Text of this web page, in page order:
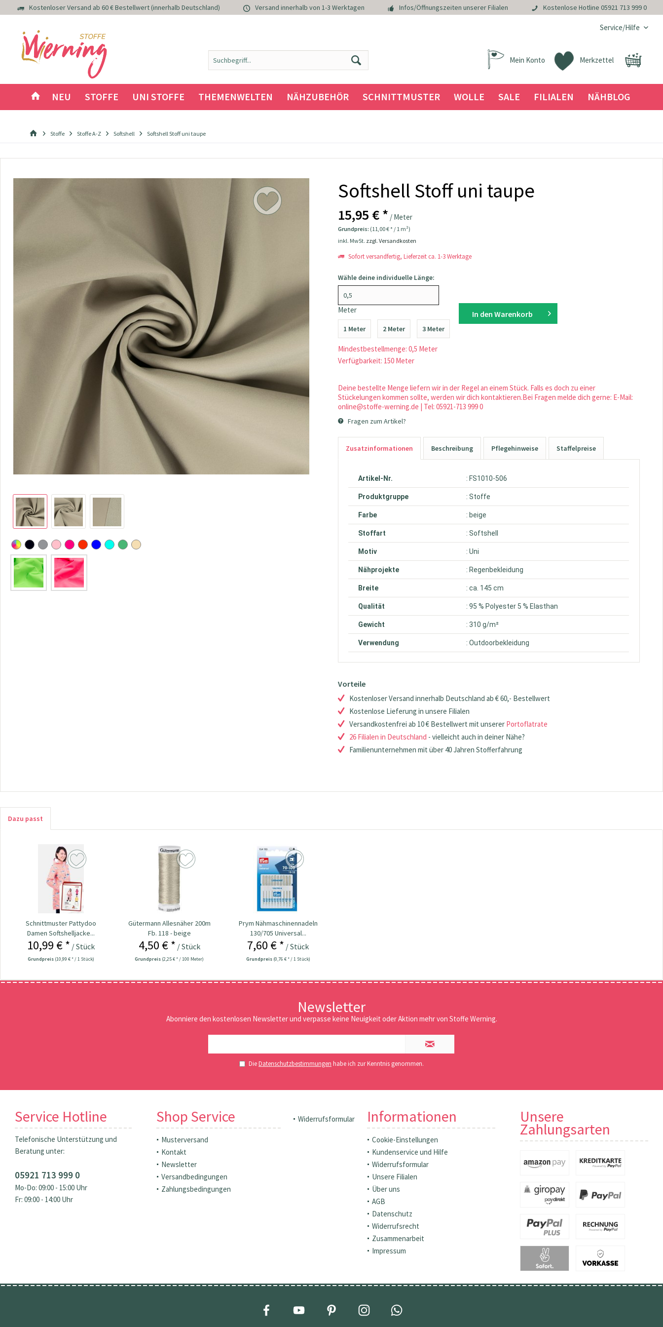
Kostenloser Versand ab 60 € Bestellwert (innerhalb Deutschland) Versand innerhalb von 1-3 Werktagen Infos/Öffnungszeiten unserer Filialen Kostenlose Hotline 05921 713 999 0
Service/Hilfe
Merkzettel
Mein Konto
NEU STOFFE UNI STOFFE THEMENWELTEN NÄHZUBEHÖR SCHNITTMUSTER WOLLE SALE FILIALEN NÄHBLOG
Stoffe Stoffe A-Z Softshell Softshell Stoff uni taupe
Softshell Stoff uni taupe
15,95 € * / Meter
Grundpreis: (11,00 € * / 1 m²)
inkl. MwSt. zzgl. Versandkosten
Sofort versandfertig, Lieferzeit ca. 1-3 Werktage
Wähle deine individuelle Länge:
Meter
1 Meter 2 Meter 3 Meter
Mindestbestellmenge: 0,5 Meter
Verfügbarkeit: 150 Meter
In den Warenkorb
Deine bestellte Menge liefern wir in der Regel an einem Stück. Falls es doch zu einer
Stückelungen kommen sollte, werden wir dich kontaktieren.Bei Fragen melde dich gerne: E-Mail:
online@stoffe-werning.de | Tel: 05921-713 999 0
Fragen zum Artikel?
Zusatzinformationen Beschreibung Pflegehinweise Staffelpreise
Artikel-Nr. : FS1010-506
Produktgruppe : Stoffe
Farbe : beige
Stoffart : Softshell
Motiv : Uni
Nähprojekte : Regenbekleidung
Breite : ca. 145 cm
Qualität : 95 % Polyester 5 % Elasthan
Gewicht : 310 g/m²
Verwendung : Outdoorbekleidung
Vorteile
Kostenloser Versand innerhalb Deutschland ab € 60,- Bestellwert
Kostenlose Lieferung in unsere Filialen
Versandkostenfrei ab 10 € Bestellwert mit unserer Portoflatrate
26 Filialen in Deutschland - vielleicht auch in deiner Nähe?
Familienunternehmen mit über 40 Jahren Stofferfahrung
Dazu passt
Schnittmuster Pattydoo
Damen Softshelljacke...
10,99 € * / Stück
Grundpreis (10,99 € * / 1 Stück)
Gütermann Allesnäher 200m
Fb. 118 - beige
4,50 € * / Stück
Grundpreis (2,25 € * / 100 Meter)
Prym Nähmaschinennadeln
130/705 Universal...
7,60 € * / Stück
Grundpreis (0,76 € * / 1 Stück)
Newsletter
Abonniere den kostenlosen Newsletter und verpasse keine Neuigkeit oder Aktion mehr von Stoffe Werning.
DieDatenschutzbestimmungen habe ich zur Kenntnis genommen.
Service Hotline
Telefonische Unterstützung und
Beratung unter:
05921 713 999 0
Mo-Do: 09:00 - 15:00 Uhr
Fr: 09:00 - 14:00 Uhr
Shop Service
Musterversand
Kontakt
Newsletter
Versandbedingungen
Zahlungsbedingungen
Widerrufsformular Informationen
Cookie-Einstellungen
Kundenservice und Hilfe
Widerrufsformular
Unsere Filialen
Über uns
AGB
Datenschutz
Widerrufsrecht
Zusammenarbeit
Impressum
Unsere
Zahlungsarten